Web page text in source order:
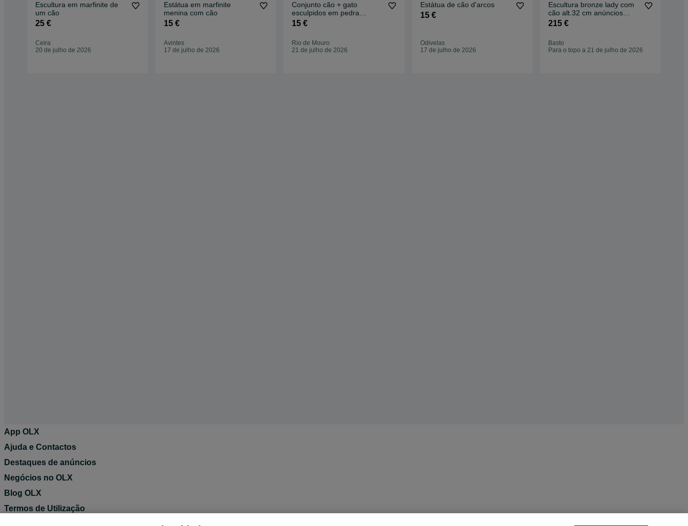
Escultura em marfinite de
um cão
25 €
Ceira
20 de julho de 2026
Estátua em marfinite
menina com cão
15 €
Avintes
17 de julho de 2026
Conjunto cão + gato
esculpidos em pedra
mármore 7x6cm
15 €
Rio de Mouro
21 de julho de 2026
Estátua de cão d'arcos
15 €
Odivelas
17 de julho de 2026
Escultura bronze lady com
cão alt.32 cm anúncios
abaixo
215 €
Basto
Para o topo a 21 de julho de 2026
App OLX
Ajuda e Contactos
Destaques de anúncios
Negócios no OLX
Blog OLX
Termos de Utilização